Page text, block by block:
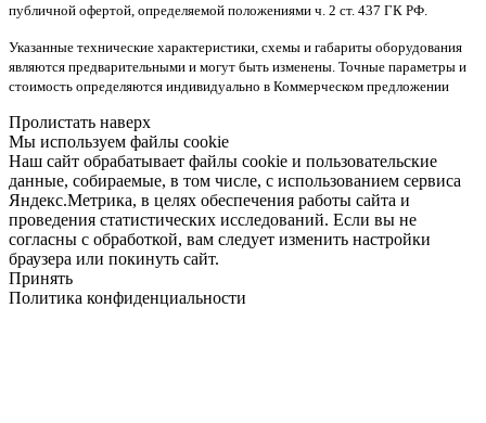
публичной офертой, определяемой положениями ч. 2 ст. 437 ГК РФ.
Указанные технические характеристики, схемы и габариты оборудования
являются предварительными и могут быть изменены. Точные параметры и
стоимость определяются индивидуально в Коммерческом предложении
Пролистать наверх
Мы используем файлы cookie
Наш сайт обрабатывает файлы cookie и пользовательские
данные, собираемые, в том числе, с использованием сервиса
Яндекс.Метрика, в целях обеспечения работы сайта и
проведения статистических исследований. Если вы не
согласны с обработкой, вам следует изменить настройки
браузера или покинуть сайт.
Принять
Политика конфиденциальности